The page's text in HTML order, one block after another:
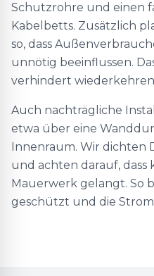
Schutzrohre und einen
Kabelbetts. Zusätzlich
so, dass
unnötig beeinflussen.
verhindert
Auch nachträgliche
etwa über eine
Innenraum. Wir dichten
und achten darauf, dass
Mauerwerk gelangt. So
geschützt und die